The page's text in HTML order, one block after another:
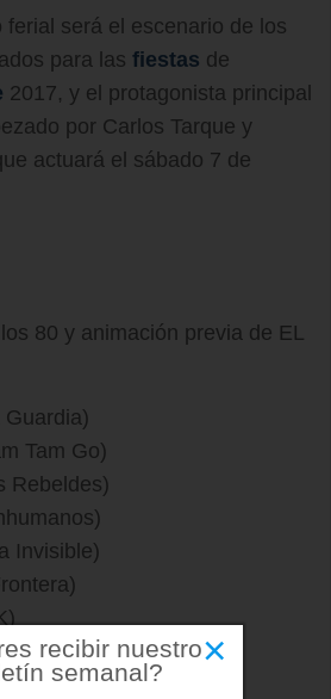
ferial será el escenario de los
para las fiestas de
2017, y el protagonista principal
por Carlos Tarque y
actuará el sábado 7 de
80 y animación previa de EL
Guardia)
Tam Go)
Rebeldes)
Invisible)
Ferial
×
recibir nuestro
semanal?